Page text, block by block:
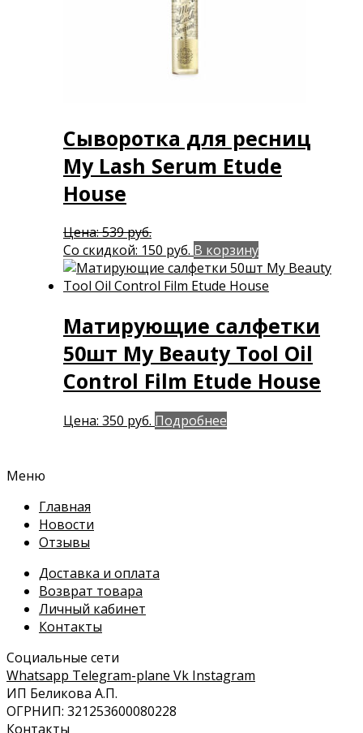
Сыворотка для ресниц
My Lash Serum Etude
House
Цена:539руб.Первоначальная
цена
составляла
539 руб..
Со скидкой: 150 руб. Текущая
цена:
150 руб..
В корзину
Матирующие салфетки
50шт My Beauty Tool Oil
Control Film Etude House
Цена: 350 руб. Подробнее
Меню
Главная
Новости
Отзывы
Доставка и оплата
Возврат товара
Личный кабинет
Контакты
Социальные сети
Whatsapp Telegram-plane Vk Instagram
ИП Беликова А.П.
ОГРНИП: 321253600080228
Контакты